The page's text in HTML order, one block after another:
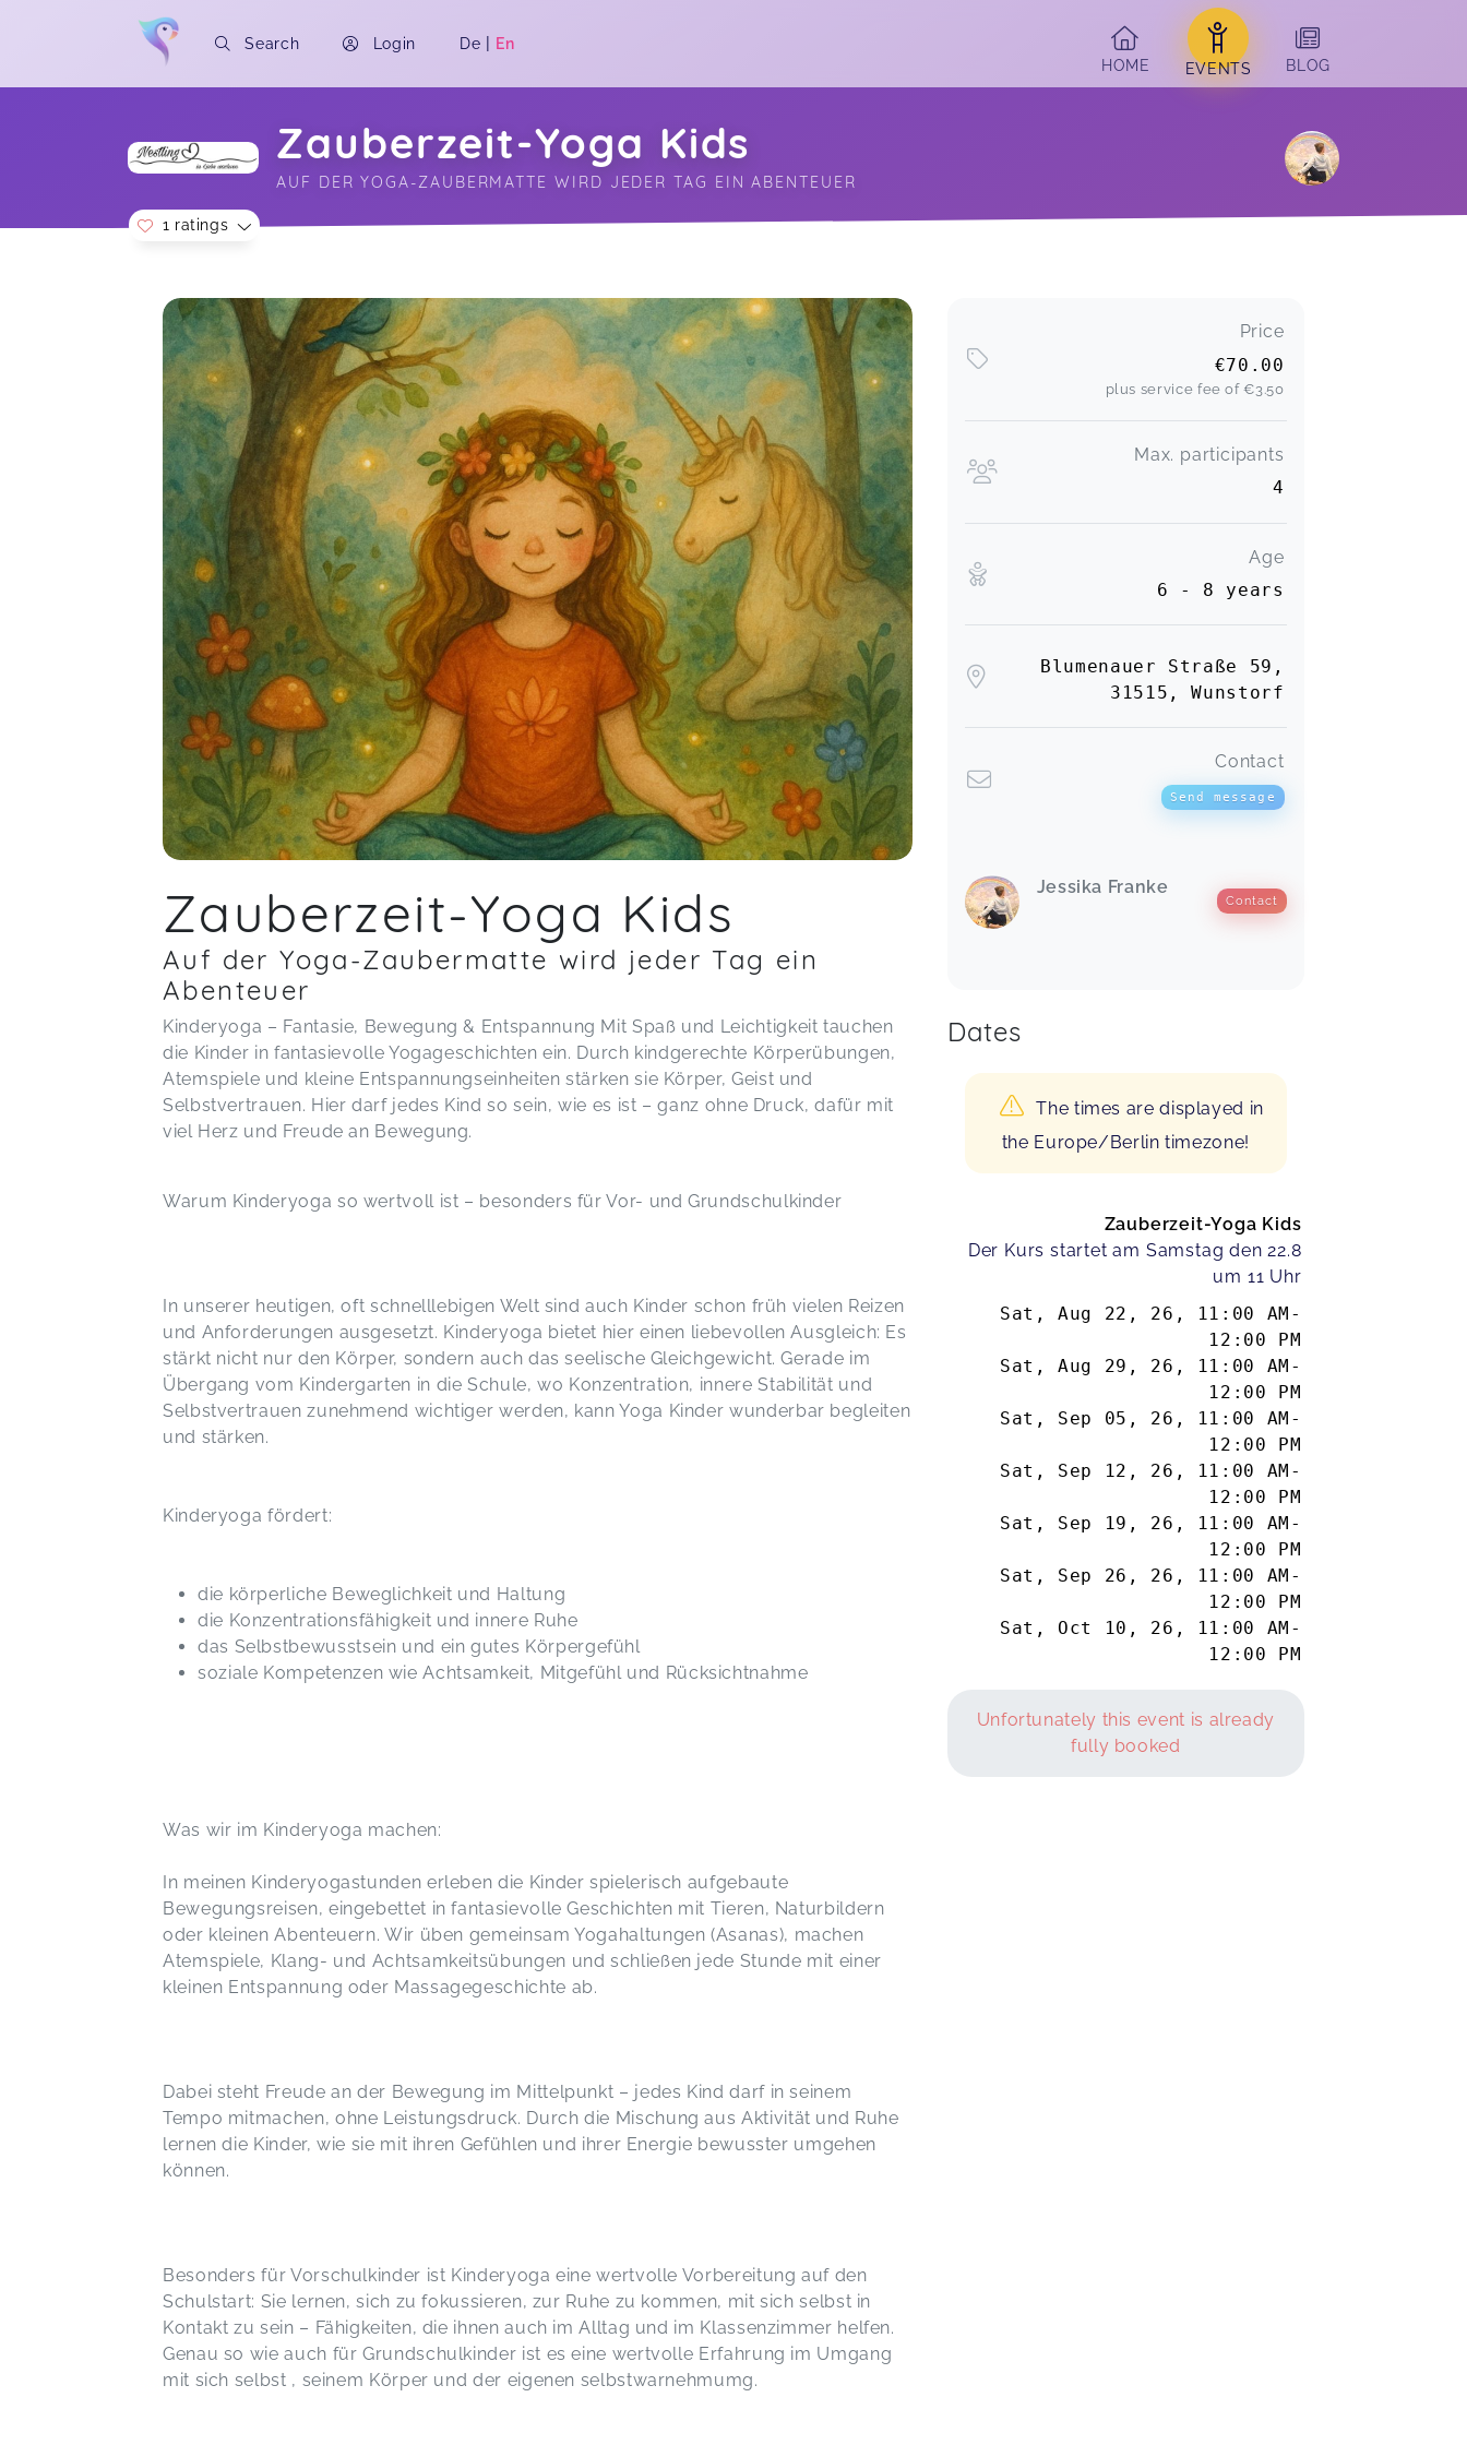
Search Login De | En
HOME
EVENTS BLOG
Zauberzeit-Yoga Kids
AUF DER YOGA-ZAUBERMATTE WIRD JEDER TAG EIN ABENTEUER
Soon you will learn more about me here...
1 ratings
Sehr liebevoll und kindgerecht. Mein
Sohn hat sich sehr wohl gefühlt
Jana,Nov 30
Zauberzeit-Yoga Kids
Auf der Yoga-Zaubermatte wird jeder Tag ein
Abenteuer
Kinderyoga – Fantasie, Bewegung & Entspannung Mit Spaß und Leichtigkeit tauchen
die Kinder in fantasievolle Yogageschichten ein. Durch kindgerechte Körperübungen,
Atemspiele und kleine Entspannungseinheiten stärken sie Körper, Geist und
Selbstvertrauen. Hier darf jedes Kind so sein, wie es ist – ganz ohne Druck, dafür mit
viel Herz und Freude an Bewegung.
Warum Kinderyoga so wertvoll ist – besonders für Vor- und Grundschulkinder
In unserer heutigen, oft schnelllebigen Welt sind auch Kinder schon früh vielen Reizen
und Anforderungen ausgesetzt. Kinderyoga bietet hier einen liebevollen Ausgleich: Es
stärkt nicht nur den Körper, sondern auch das seelische Gleichgewicht. Gerade im
Übergang vom Kindergarten in die Schule, wo Konzentration, innere Stabilität und
Selbstvertrauen zunehmend wichtiger werden, kann Yoga Kinder wunderbar begleiten
und stärken.
Kinderyoga fördert:
die körperliche Beweglichkeit und Haltung
die Konzentrationsfähigkeit und innere Ruhe
das Selbstbewusstsein und ein gutes Körpergefühl
soziale Kompetenzen wie Achtsamkeit, Mitgefühl und Rücksichtnahme
Was wir im Kinderyoga machen:
In meinen Kinderyogastunden erleben die Kinder spielerisch aufgebaute
Bewegungsreisen, eingebettet in fantasievolle Geschichten mit Tieren, Naturbildern
oder kleinen Abenteuern. Wir üben gemeinsam Yogahaltungen (Asanas), machen
Atemspiele, Klang- und Achtsamkeitsübungen und schließen jede Stunde mit einer
kleinen Entspannung oder Massagegeschichte ab.
Dabei steht Freude an der Bewegung im Mittelpunkt – jedes Kind darf in seinem
Tempo mitmachen, ohne Leistungsdruck. Durch die Mischung aus Aktivität und Ruhe
lernen die Kinder, wie sie mit ihren Gefühlen und ihrer Energie bewusster umgehen
können.
Besonders für Vorschulkinder ist Kinderyoga eine wertvolle Vorbereitung auf den
Schulstart: Sie lernen, sich zu fokussieren, zur Ruhe zu kommen, mit sich selbst in
Kontakt zu sein – Fähigkeiten, die ihnen auch im Alltag und im Klassenzimmer helfen.
Genau so wie auch für Grundschulkinder ist es eine wertvolle Erfahrung im Umgang
mit sich selbst , seinem Körper und der eigenen selbstwarnehmumg.
Price
€70.00
plus service fee of€3.50
Max. participants
4
Age
6 - 8 years
Blumenauer Straße 59,
31515, Wunstorf
Contact
Send message
Jessika Franke
Contact
Dates
The times are displayed in
the Europe/Berlin timezone!
Zauberzeit-Yoga Kids
Der Kurs startet am Samstag den 22.8
um 11 Uhr
Sat, Aug 22, 26 , 11:00 AM -
12:00 PM
Sat, Aug 29, 26 , 11:00 AM -
12:00 PM
Sat, Sep 05, 26 , 11:00 AM -
12:00 PM
Sat, Sep 12, 26 , 11:00 AM -
12:00 PM
Sat, Sep 19, 26 , 11:00 AM -
12:00 PM
Sat, Sep 26, 26 , 11:00 AM -
12:00 PM
Sat, Oct 10, 26 , 11:00 AM -
12:00 PM
Unfortunately this event is already
fully booked